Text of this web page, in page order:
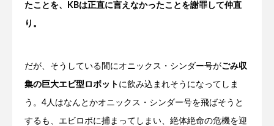
たことを、KBは正直に言えなかったことを謝罪して仲直
り。
だが、そうしている間にオニックス・シンダー号がごみ収
集の巨大エビ型ロボット に飲み込まれそうになってしま
う。4人はなんとかオニックス・シンダー号を飛ばそうと
するも、エビロボに捕まってしまい、絶体絶命の危機を迎